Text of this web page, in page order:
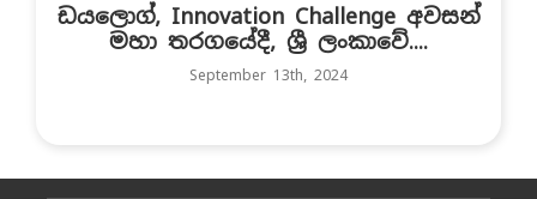
ඩයලොග්, Innovation Challenge අවසන්
මහා තරගයේදී, ශ්‍රී ලංකාවේ....
September 13th, 2024